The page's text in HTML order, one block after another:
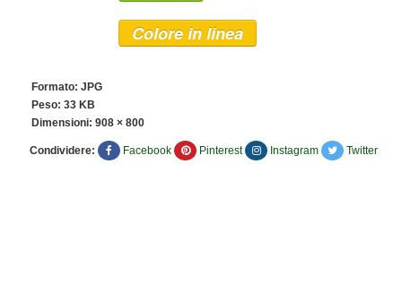
Colore in linea
Formato: JPG
Peso: 33 KB
Dimensioni: 908 × 800
Condividere: Facebook Pinterest Instagram Twitter